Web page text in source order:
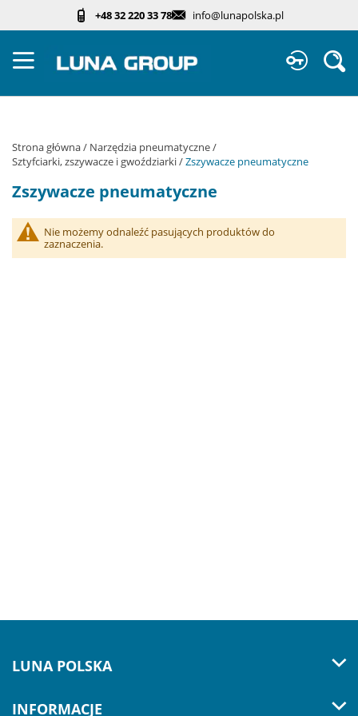
+48 32 220 33 78 info@lunapolska.pl
Strona główna
Narzędzia pneumatyczne
Sztyfciarki, zszywacze i gwoździarki
Zszywacze pneumatyczne
Zszywacze pneumatyczne
Nie możemy odnaleźć pasujących produktów do
zaznaczenia.
LUNA POLSKA
INFORMACJE